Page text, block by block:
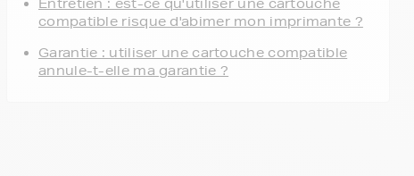
Entretien : est-ce qu'utiliser une cartouche
compatible risque d'abimer mon imprimante ?
Garantie : utiliser une cartouche compatible
annule-t-elle ma garantie ?